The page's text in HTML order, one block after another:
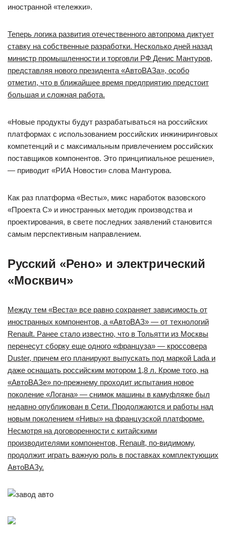
иностранной «тележки».
Теперь логика развития отечественного автопрома диктует
ставку на собственные разработки. Несколько дней назад
министр промышленности и торговли РФ Денис Мантуров,
представляя нового президента «АвтоВАЗа», особо
отметил, что в ближайшее время предприятию предстоит
большая и сложная работа.
«Новые продукты будут разрабатываться на российских
платформах с использованием российских инжиниринговых
компетенций и с максимальным привлечением российских
поставщиков компонентов. Это принципиальное решение»,
— приводит «РИА Новости» слова Мантурова.
Как раз платформа «Весты», микс наработок вазовского
«Проекта С» и иностранных методик производства и
проектирования, в свете последних заявлений становится
самым перспективным направлением.
Русский «Рено» и электрический
«Москвич»
Между тем «Веста» все равно сохраняет зависимость от
иностранных компонентов, а «АвтоВАЗ» — от технологий
Renault. Ранее стало известно, что в Тольятти из Москвы
перенесут сборку еще одного «француза» — кроссовера
Duster, причем его планируют выпускать под маркой Lada и
даже оснащать российским мотором 1,8 л. Кроме того, на
«АвтоВАЗе» по-прежнему проходит испытания новое
поколение «Логана» — снимок машины в камуфляже был
недавно опубликован в Сети. Продолжаются и работы над
новым поколением «Нивы» на французской платформе.
Несмотря на договоренности с китайскими
производителями компонентов, Renault, по-видимому,
продолжит играть важную роль в поставках комплектующих
АвтоВАЗу.